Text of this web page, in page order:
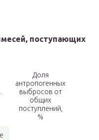
поступающих
Доля
антропогенных
выбросов от
общих
поступлений,
%